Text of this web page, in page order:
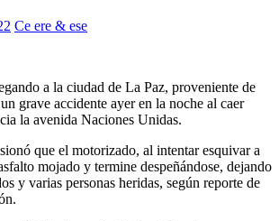
Ce ere & ese
a la ciudad de La Paz, proveniente de
grave accidente ayer en la noche al caer
la avenida Naciones Unidas.
que el motorizado, al intentar esquivar a
mojado y termine despeñándose, dejando
y varias personas heridas, según reporte de